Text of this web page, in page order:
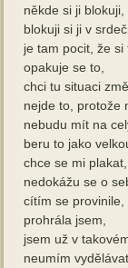
někde si ji blokuji,
blokuji si ji v
je tam pocit, že si
opakuje se to,
chci tu situaci
nejde to, protože
nebudu mít na
beru to jako
chce se mi plakat,
nedokážu se o
cítím se provinile,
prohrála jsem,
jsem už v
neumím